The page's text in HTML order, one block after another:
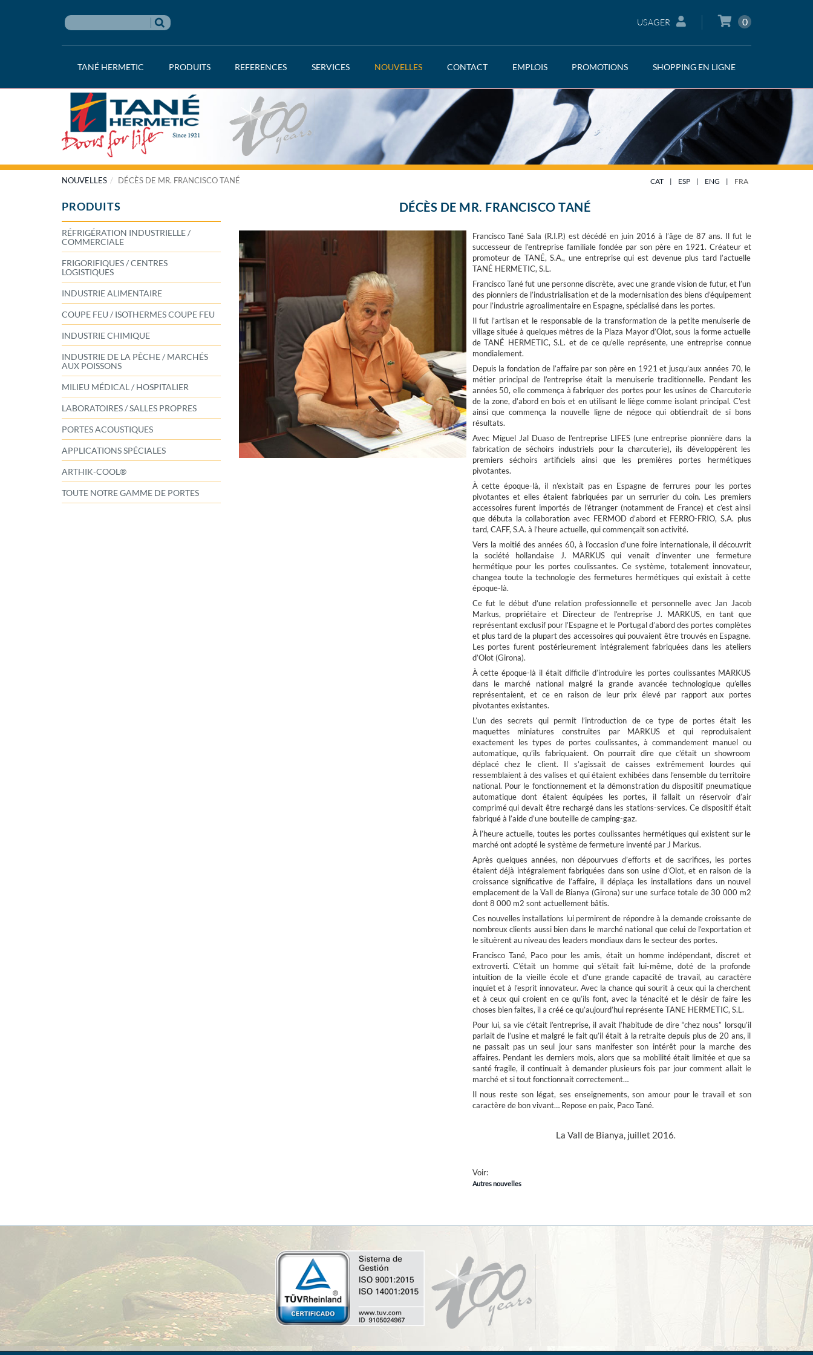
USAGER 0
TANÉ HERMETIC PRODUITS REFERENCES SERVICES NOUVELLES CONTACT EMPLOIS PROMOTIONS SHOPPING EN LIGNE
NOUVELLES DÉCÈS DE MR. FRANCISCO TANÉ CAT | ESP | ENG | FRA
PRODUITS
RÉFRIGÉRATION INDUSTRIELLE /
COMMERCIALE
FRIGORIFIQUES / CENTRES
LOGISTIQUES
INDUSTRIE ALIMENTAIRE
COUPE FEU / ISOTHERMES COUPE FEU
INDUSTRIE CHIMIQUE
INDUSTRIE DE LA PÊCHE / MARCHÉS
AUX POISSONS
MILIEU MÉDICAL / HOSPITALIER
LABORATOIRES / SALLES PROPRES
PORTES ACOUSTIQUES
APPLICATIONS SPÉCIALES
ARTHIK-COOL®
TOUTE NOTRE GAMME DE PORTES
DÉCÈS DE MR. FRANCISCO TANÉ
Francisco Tané Sala (R.I.P.) est décédé en juin 2016 à l’âge de 87 ans. Il fut le
successeur de l’entreprise familiale fondée par son père en 1921. Créateur et
promoteur de TANÉ, S.A., une entreprise qui est devenue plus tard l’actuelle
TANÉ HERMETIC, S.L.
Francisco Tané fut une personne discrète, avec une grande vision de futur, et l’un
des pionniers de l’industrialisation et de la modernisation des biens d’équipement
pour l’industrie agroalimentaire en Espagne, spécialisé dans les portes.
Il fut l’artisan et le responsable de la transformation de la petite menuiserie de
village située à quelques mètres de la Plaza Mayor d’Olot, sous la forme actuelle
de TANÉ HERMETIC, S.L. et de ce qu’elle représente, une entreprise connue
mondialement.
Depuis la fondation de l’affaire par son père en 1921 et jusqu’aux années 70, le
métier principal de l’entreprise était la menuiserie traditionnelle. Pendant les
années 50, elle commença à fabriquer des portes pour les usines de Charcuterie
de la zone, d’abord en bois et en utilisant le liège comme isolant principal. C’est
ainsi que commença la nouvelle ligne de négoce qui obtiendrait de si bons
résultats.
Avec Miguel Jal Duaso de l’entreprise LIFES (une entreprise pionnière dans la
fabrication de séchoirs industriels pour la charcuterie), ils développèrent les
premiers séchoirs artificiels ainsi que les premières portes hermétiques
pivotantes.
À cette époque-là, il n’existait pas en Espagne de ferrures pour les portes
pivotantes et elles étaient fabriquées par un serrurier du coin. Les premiers
accessoires furent importés de l’étranger (notamment de France) et c’est ainsi
que débuta la collaboration avec FERMOD d’abord et FERRO-FRIO, S.A. plus
tard, CAFF, S.A. à l’heure actuelle, qui commençait son activité.
Vers la moitié des années 60, à l’occasion d’une foire internationale, il découvrit
la société hollandaise J. MARKUS qui venait d’inventer une fermeture
hermétique pour les portes coulissantes. Ce système, totalement innovateur,
changea toute la technologie des fermetures hermétiques qui existait à cette
époque-là.
Ce fut le début d’une relation professionnelle et personnelle avec Jan Jacob
Markus, propriétaire et Directeur de l’entreprise J. MARKUS, en tant que
représentant exclusif pour l’Espagne et le Portugal d’abord des portes complètes
et plus tard de la plupart des accessoires qui pouvaient être trouvés en Espagne.
Les portes furent postérieurement intégralement fabriquées dans les ateliers
d’Olot (Girona).
À cette époque-là il était difficile d’introduire les portes coulissantes MARKUS
dans le marché national malgré la grande avancée technologique qu’elles
représentaient, et ce en raison de leur prix élevé par rapport aux portes
pivotantes existantes.
L’un des secrets qui permit l’introduction de ce type de portes était les
maquettes miniatures construites par MARKUS et qui reproduisaient
exactement les types de portes coulissantes, à commandement manuel ou
automatique, qu’ils fabriquaient. On pourrait dire que c’était un showroom
déplacé chez le client. Il s’agissait de caisses extrêmement lourdes qui
ressemblaient à des valises et qui étaient exhibées dans l’ensemble du territoire
national. Pour le fonctionnement et la démonstration du dispositif pneumatique
automatique dont étaient équipées les portes, il fallait un réservoir d’air
comprimé qui devait être rechargé dans les stations-services. Ce dispositif était
fabriqué à l’aide d’une bouteille de camping-gaz.
À l’heure actuelle, toutes les portes coulissantes hermétiques qui existent sur le
marché ont adopté le système de fermeture inventé par J Markus.
Après quelques années, non dépourvues d’efforts et de sacrifices, les portes
étaient déjà intégralement fabriquées dans son usine d’Olot, et en raison de la
croissance significative de l’affaire, il déplaça les installations dans un nouvel
emplacement de la Vall de Bianya (Girona) sur une surface totale de 30 000 m2
dont 8 000 m2 sont actuellement bâtis.
Ces nouvelles installations lui permirent de répondre à la demande croissante de
nombreux clients aussi bien dans le marché national que celui de l’exportation et
le situèrent au niveau des leaders mondiaux dans le secteur des portes.
Francisco Tané, Paco pour les amis, était un homme indépendant, discret et
extroverti. C’était un homme qui s’était fait lui-même, doté de la profonde
intuition de la vieille école et d’une grande capacité de travail, au caractère
inquiet et à l’esprit innovateur. Avec la chance qui sourit à ceux qui la cherchent
et à ceux qui croient en ce qu’ils font, avec la ténacité et le désir de faire les
choses bien faites, il a créé ce qu’aujourd’hui représente TANE HERMETIC, S.L.
Pour lui, sa vie c’était l’entreprise, il avait l’habitude de dire “chez nous” lorsqu’il
parlait de l’usine et malgré le fait qu’il était à la retraite depuis plus de 20 ans, il
ne passait pas un seul jour sans manifester son intérêt pour la marche des
affaires. Pendant les derniers mois, alors que sa mobilité était limitée et que sa
santé fragile, il continuait à demander plusieurs fois par jour comment allait le
marché et si tout fonctionnait correctement…
Il nous reste son légat, ses enseignements, son amour pour le travail et son
caractère de bon vivant… Repose en paix, Paco Tané.
La Vall de Bianya, juillet 2016.
Voir:
Autres nouvelles